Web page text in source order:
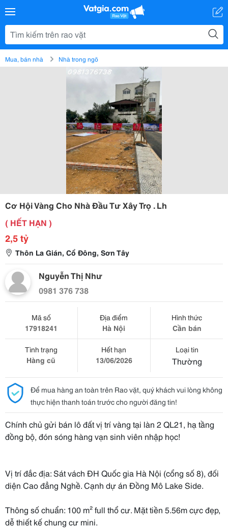
Mua, bán nhà Nhà trong ngõ
Cơ Hội Vàng Cho Nhà Đầu Tư Xây Trọ . Lh
( HẾT HẠN )
2,5 tỷ
Thôn La Gián, Cổ Đông, Sơn Tây
Nguyễn Thị Như
0981 376 738
Mã số
17918241
Địa điểm
Hà Nội
Hình thức
Cần bán
Tình trạng
Hàng cũ
Hết hạn
13/06/2026
Loại tin
Thường
Để mua hàng an toàn trên Rao vặt, quý khách vui lòng không
thực hiện thanh toán trước cho người đăng tin!
Chính chủ gửi bán lô đất vị trí vàng tại làn 2 QL21, hạ tầng
đồng bộ, đón sóng hàng vạn sinh viên nhập học!
Vị trí đắc địa: Sát vách ĐH Quốc gia Hà Nội (cổng số 8), đối
diện Cao đẳng Nghề. Cạnh dự án Đồng Mô Lake Side.
Thông số chuẩn: 100 m² full thổ cư. Mặt tiền 5.56m cực đẹp,
dễ thiết kế chung cư mini.